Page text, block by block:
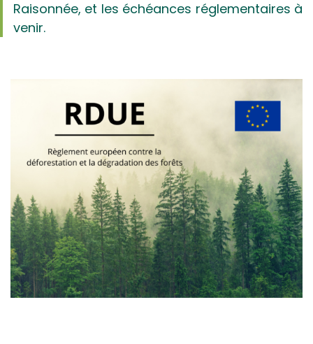
Raisonnée, et les échéances réglementaires à
venir.